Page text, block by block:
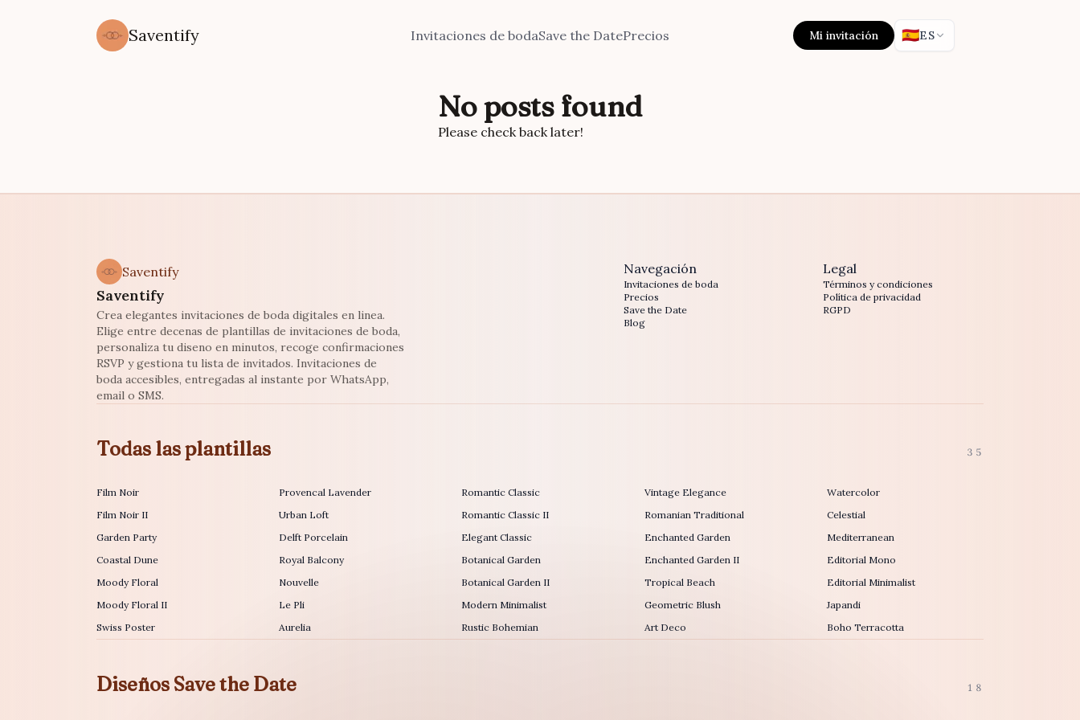
Saventify Invitaciones de bodaSave the DatePrecios Mi invitación 🇪🇸ES
No posts found
Please check back later!
Saventify
Saventify
Crea elegantes invitaciones de boda digitales en linea.
Elige entre decenas de plantillas de invitaciones de boda,
personaliza tu diseno en minutos, recoge confirmaciones
RSVP y gestiona tu lista de invitados. Invitaciones de
boda accesibles, entregadas al instante por WhatsApp,
email o SMS.
Navegación
Invitaciones de boda
Precios
Save the Date
Blog
Legal
Términos y condiciones
Política de privacidad
RGPD
Todas las plantillas 35
Film Noir
Film Noir II
Garden Party
Coastal Dune
Moody Floral
Moody Floral II
Swiss Poster
Provencal Lavender
Urban Loft
Delft Porcelain
Royal Balcony
Nouvelle
Le Pli
Aurelia
Romantic Classic
Romantic Classic II
Elegant Classic
Botanical Garden
Botanical Garden II
Modern Minimalist
Rustic Bohemian
Vintage Elegance
Romanian Traditional
Enchanted Garden
Enchanted Garden II
Tropical Beach
Geometric Blush
Art Deco
Watercolor
Celestial
Mediterranean
Editorial Mono
Editorial Minimalist
Japandi
Boho Terracotta
Diseños Save the Date 18